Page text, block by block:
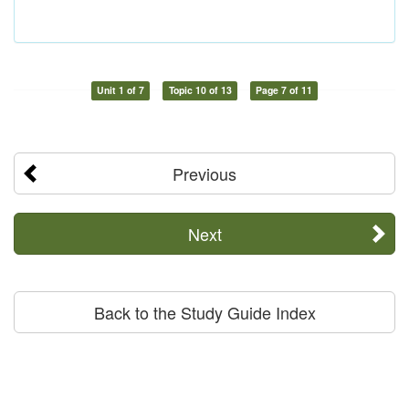
Unit 1 of 7 Topic 10 of 13 Page 7 of 11
Previous
Next
Back to the Study Guide Index